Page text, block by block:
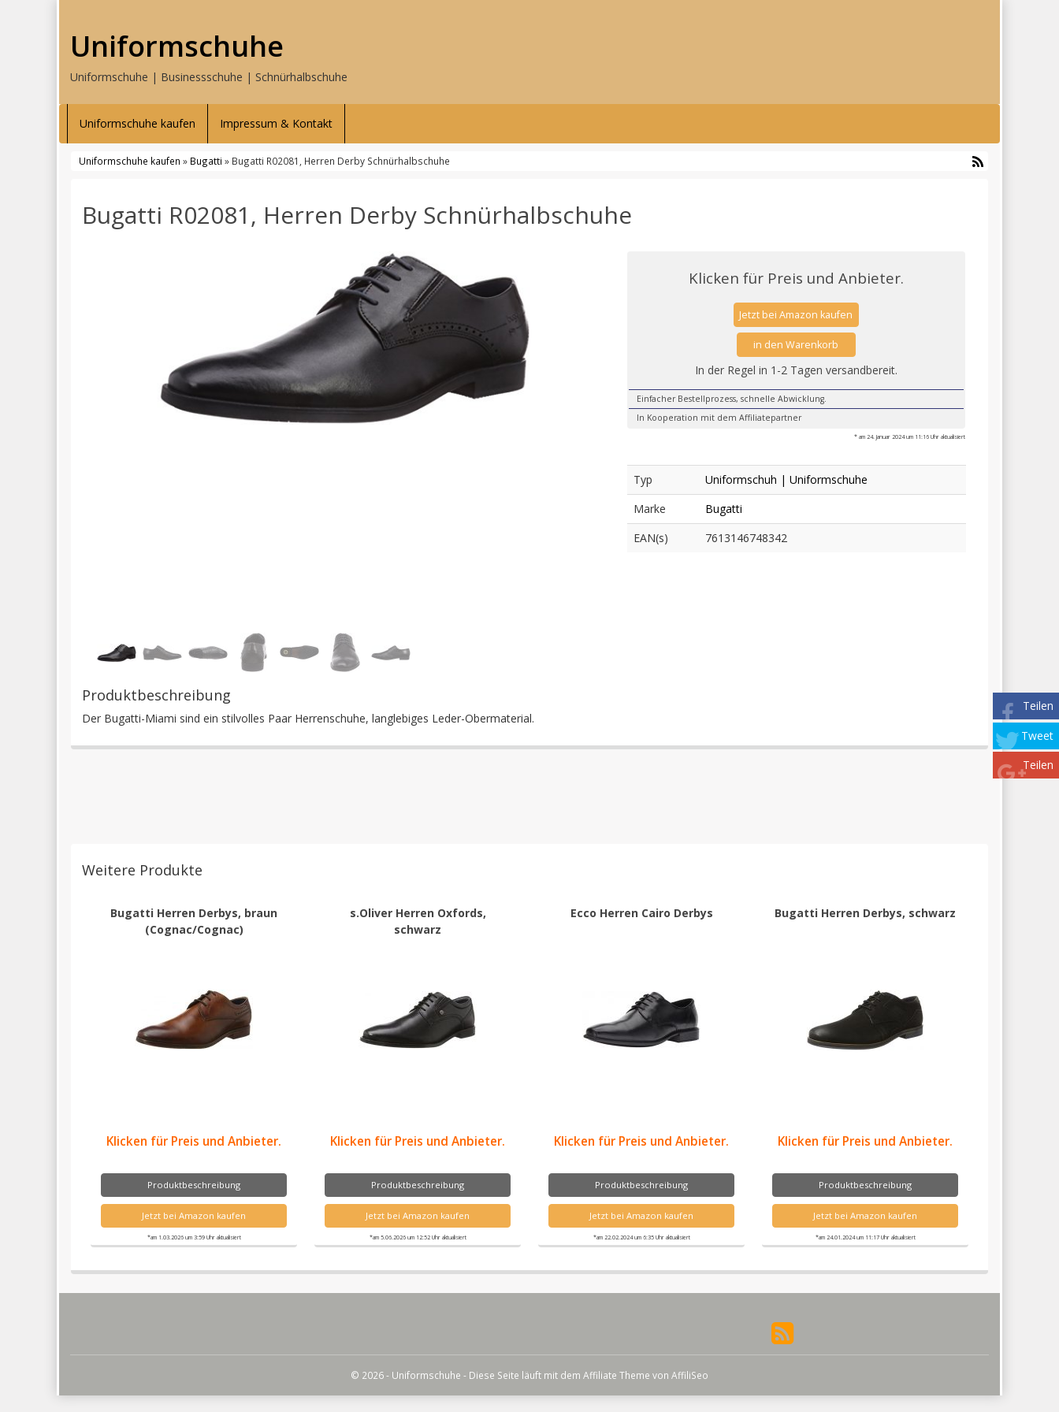
Uniformschuhe
Uniformschuhe | Businessschuhe | Schnürhalbschuhe
Uniformschuhe kaufen Impressum & Kontakt
Uniformschuhe kaufen » Bugatti » Bugatti R02081, Herren Derby Schnürhalbschuhe
Teilen
Tweet
Teilen
Bugatti R02081, Herren Derby Schnürhalbschuhe
Klicken für Preis und Anbieter.
Jetzt bei Amazon kaufen
in den Warenkorb
In der Regel in 1-2 Tagen versandbereit.
Einfacher Bestellprozess, schnelle Abwicklung.
In Kooperation mit dem Affiliatepartner
* am 24. Januar 2024 um 11:16 Uhr aktualisiert
Typ
Uniformschuh | Uniformschuhe
Marke
Bugatti
EAN(s)
7613146748342
Produktbeschreibung
Der Bugatti-Miami sind ein stilvolles Paar Herrenschuhe, langlebiges Leder-Obermaterial.
Weitere Produkte
Bugatti Herren Derbys, braun
(Cognac/Cognac)
Klicken für Preis und Anbieter.
Produktbeschreibung
Jetzt bei Amazon kaufen
*am 1.03.2026 um 3:59 Uhr aktualisiert
s.Oliver Herren Oxfords,
schwarz
Klicken für Preis und Anbieter.
Produktbeschreibung
Jetzt bei Amazon kaufen
*am 5.06.2026 um 12:52 Uhr aktualisiert
Ecco Herren Cairo Derbys
Klicken für Preis und Anbieter.
Produktbeschreibung
Jetzt bei Amazon kaufen
*am 22.02.2024 um 6:35 Uhr aktualisiert
Bugatti Herren Derbys, schwarz
Klicken für Preis und Anbieter.
Produktbeschreibung
Jetzt bei Amazon kaufen
*am 24.01.2024 um 11:17 Uhr aktualisiert
© 2026 - Uniformschuhe - Diese Seite läuft mit dem Affiliate Theme von AffiliSeo